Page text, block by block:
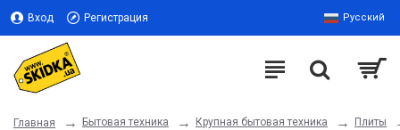
Вход Регистрация Русский
Главная Бытовая техника Крупная бытовая техника Плиты